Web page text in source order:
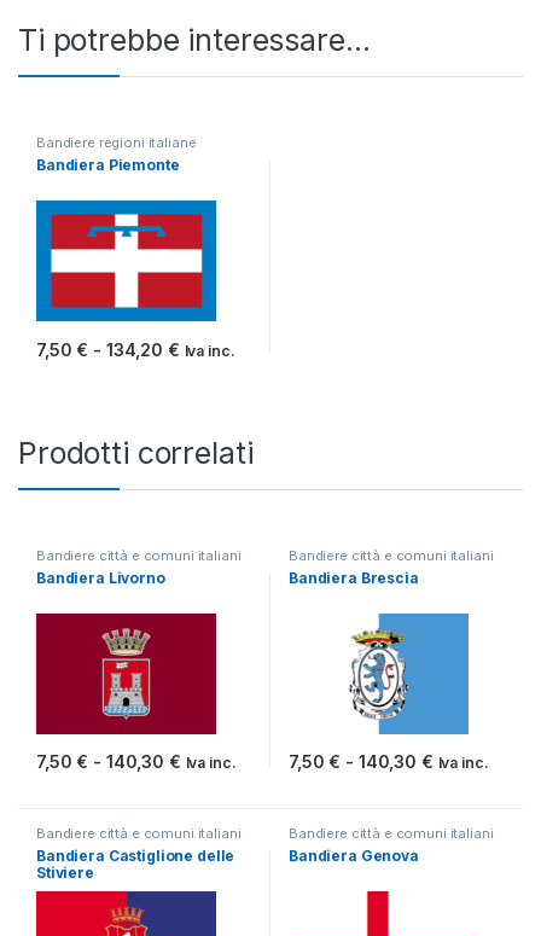
Ti potrebbe interessare…
Bandiere regioni italiane
Bandiera Piemonte
7,50 € - 134,20 €Fascia di prezzo: da 7,50 € a 134,20 €
Iva inc.
Prodotti correlati
Bandiere città e comuni italiani
Bandiera Livorno
7,50 € - 140,30 €Fascia di prezzo: da 7,50 € a 140,30 €
Iva inc.
Bandiere città e comuni italiani
Bandiera Brescia
7,50 € - 140,30 €Fascia di
Iva inc.
Bandiere città e comuni italiani
Bandiera Castiglione delle
Stiviere
Bandiere città e comuni italiani
Bandiera Genova